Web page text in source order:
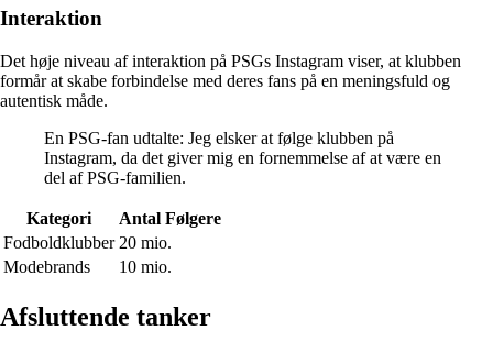
Interaktion
Det høje niveau af interaktion på PSGs Instagram viser, at klubben
formår at skabe forbindelse med deres fans på en meningsfuld og
autentisk måde.
En PSG-fan udtalte: Jeg elsker at følge klubben på
Instagram, da det giver mig en fornemmelse af at være en
del af PSG-familien.
Kategori
Antal Følgere
Fodboldklubber 20 mio.
Modebrands
10 mio.
Afsluttende tanker